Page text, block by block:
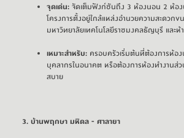
จุดเด่น:จัดเต็มฟังก์ชันถึง 3 ห้องนอน 2 ห้อง
โครงการตั้งอยู่ใกล้แหล่งอำนวยความสะดวก
มหาวิทยาลัยเทคโนโลยีราชมงคลธัญบุรี และ
เหมาะสำหรับ:ครอบครัวเริ่มต้นที่ต้องการห้อง
บุคลากรในอนาคต หรือต้องการห้องทำงานส่
สบาย
3. บ้านพฤกษา มหิดล - ศาลายา